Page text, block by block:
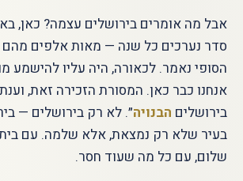
אבל מה אומרים בירושלים עצמה? כאן,
סדר נערכים כל שנה — מאות אלפים
הסופי נאמר. לכאורה, היה עליו להישמע
אנחנו כבר כאן. המסורת הזכירה זאת,
בירושלים הבנויה״. לא רק בירושלים —
בעיר שלא רק נמצאת, אלא שלמה. עם
שלום, עם כל מה שעוד חסר.